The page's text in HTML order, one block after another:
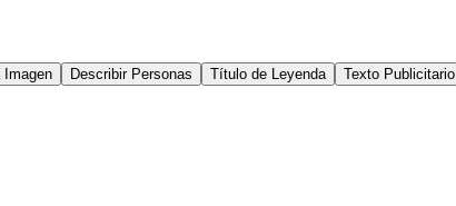
Imagen Describir Personas Título de Leyenda Texto Publicitario